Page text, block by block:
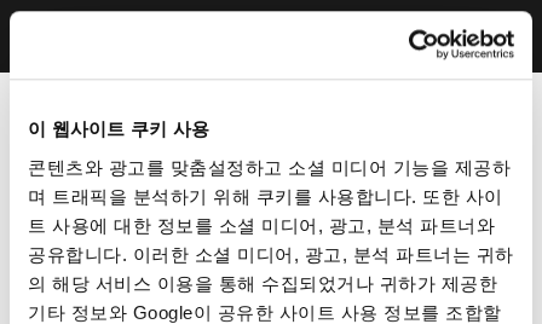
이 웹사이트 쿠키 사용
콘텐츠와 광고를 맞춤설정하고 소셜 미디어 기능을 제공하
며 트래픽을 분석하기 위해 쿠키를 사용합니다. 또한 사이
트 사용에 대한 정보를 소셜 미디어, 광고, 분석 파트너와
공유합니다. 이러한 소셜 미디어, 광고, 분석 파트너는 귀하
의 해당 서비스 이용을 통해 수집되었거나 귀하가 제공한
기타 정보와 Google이 공유한 사이트 사용 정보를 조합할